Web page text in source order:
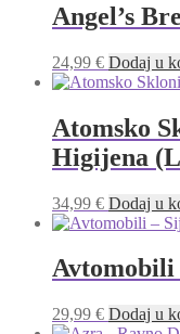
Angel’s
24,99 € Dodaj u
Atomsko
Higijena
34,99 € Dodaj u
29,99 € Dodaj u